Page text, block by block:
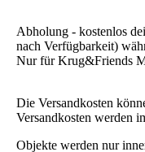
Abholung - kostenlos
nach Verfügbarkeit)
Nur für Krug&Friends
Die Versandkosten
Versandkosten werden
Objekte werden nur